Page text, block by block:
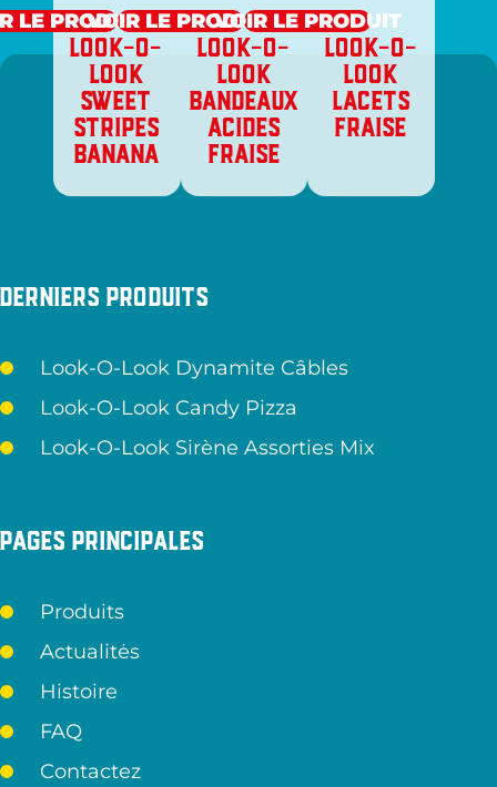
LOOK-O-
LOOK
SWEET
STRIPES
BANANA
LE PRODUIT
LOOK-O-
LOOK
BANDEAUX
ACIDES
FRAISE
VOIR LE PRODUIT
LOOK-O-
LOOK
LACETS
FRAISE
VOIR LE PRODUIT
Derniers produits
Look-O-Look Dynamite Câbles
Look-O-Look Candy Pizza
Look-O-Look Sirène Assorties Mix
Pages principales
Produits
Actualitės
Histoire
FAQ
Contactez